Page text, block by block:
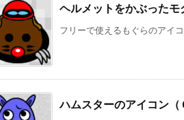
ヘルメットをかぶったモ
フリーで使えるもぐらのアイコ
ハムスターのアイコン（